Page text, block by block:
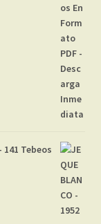
141 Tebeos